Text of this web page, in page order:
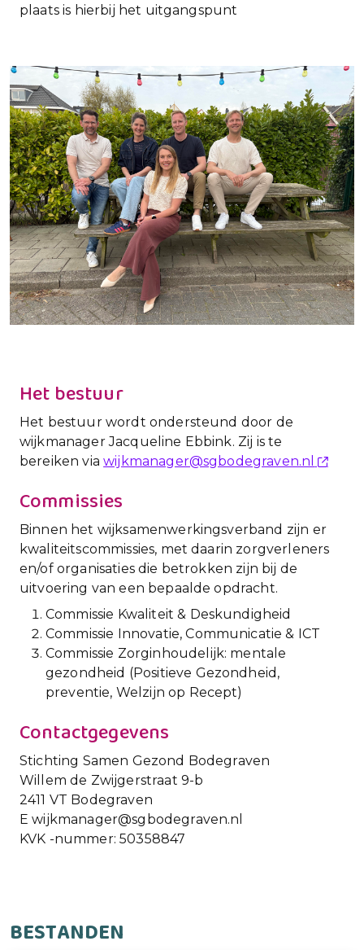
plaats is hierbij het uitgangspunt
Het bestuur
Het bestuur wordt ondersteund door de
wijkmanager Jacqueline Ebbink. Zij is te
bereiken viawijkmanager@sgbodegraven.nl
Commissies
Binnen het wijksamenwerkingsverband zijn er
kwaliteitscommissies, met daarin zorgverleners
en/of organisaties die betrokken zijn bij de
uitvoering van een bepaalde opdracht.
Commissie Kwaliteit & Deskundigheid
Commissie Innovatie, Communicatie & ICT
Commissie Zorginhoudelijk: mentale
gezondheid (Positieve Gezondheid,
preventie, Welzijn op Recept)
Contactgegevens
Stichting Samen Gezond Bodegraven
Willem de Zwijgerstraat 9-b
2411 VT Bodegraven
E wijkmanager@sgbodegraven.nl
KVK -nummer: 50358847
BESTANDEN